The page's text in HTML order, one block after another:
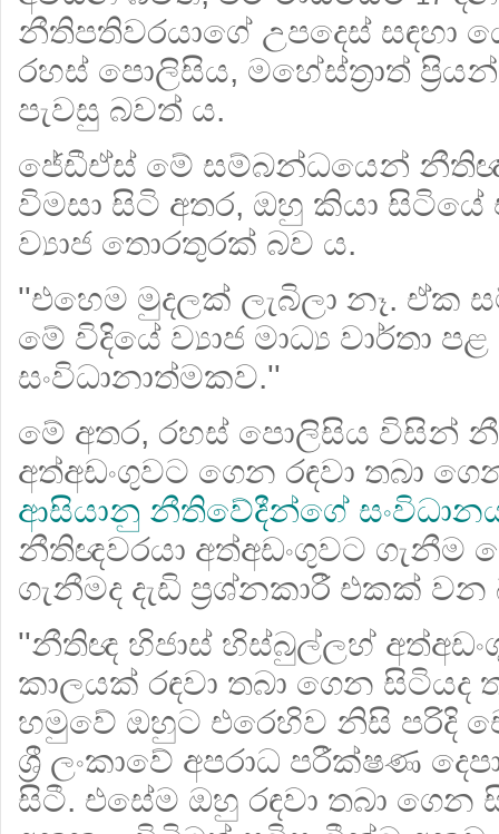
නීතිපතිවරයාගේ උපදෙස්
රහස් පොලිසිය, මහේස්ත්‍රාත්
පැවසු බවත් ය.
ජේඩීඒස් මේ සම්බන්ධයෙන් නීතිඥ
විමසා සිටි අතර, ඔහු කියා
ව්‍යාජ තොරතුරක් බව ය.
''එහෙම මුදලක් ලැබිලා නෑ.
මේ විදියේ ව්‍යාජ මාධ්‍ය වාර්තා
සංවිධානාත්මකව.''
මේ අතර, රහස් පොලිසිය විසින්
අත්අඩංගුවට ගෙන රඳවා තබා
ආසියානු නීතිවේදීන්ගේ
නීතිඥවරයා අත්අඩංගුවට ගැනීම
ගැනීමද දැඩි ප්‍රශ්නකාරී එකක් වන
''නීතිඥ හිජාස් හිස්බුල්ලහ්
කාලයක් රඳවා තබා ගෙන
හමුවේ ඔහුට එරෙහිව නිසි පරිදි
ශ්‍රී ලංකාවේ අපරාධ පරීක්ෂණ
සිටී. එසේම ඔහු රඳවා තබා